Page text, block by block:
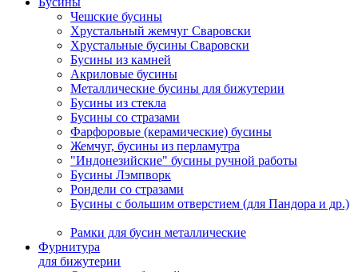
Чешские бусины
Хрустальный жемчуг Сваровски
Хрустальные бусины Сваровски
Бусины из камней
Акриловые бусины
Металлические бусины для бижутерии
Бусины из стекла
Бусины со стразами
Фарфоровые (керамические) бусины
Жемчуг, бусины из перламутра
"Индонезийские" бусины ручной работы
Бусины Лэмпворк
Рондели со стразами
Бусины с большим отверстием (для Пандора и др.)
Рамки для бусин металлические
Фурнитура
для бижутерии